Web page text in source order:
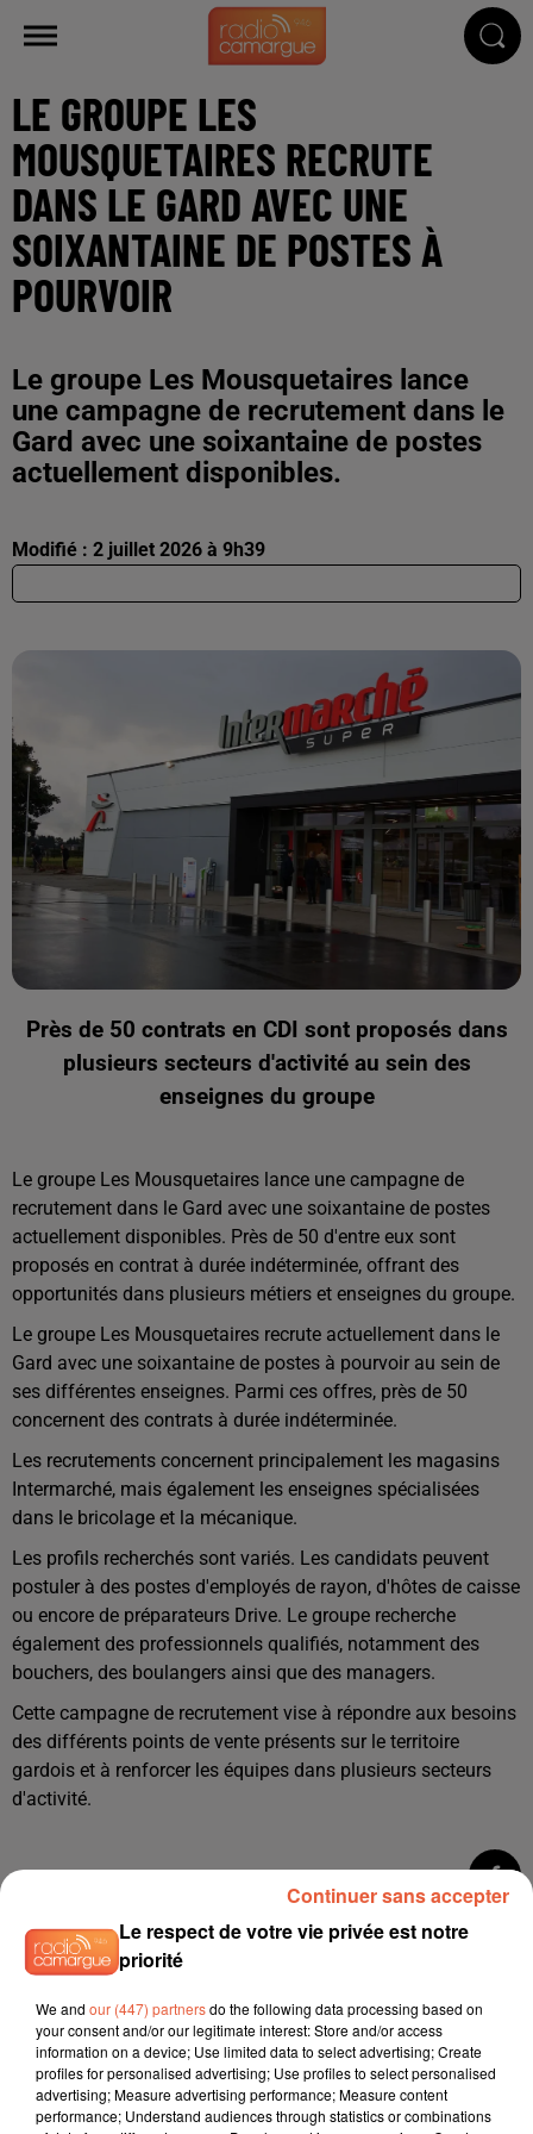
LE GROUPE LES
MOUSQUETAIRES RECRUTE
DANS LE GARD AVEC UNE
SOIXANTAINE DE POSTES À
POURVOIR
Le groupe Les Mousquetaires lance
une campagne de recrutement dans le
Gard avec une soixantaine de postes
actuellement disponibles.
Modifié : 2 juillet 2026 à 9h39
Près de 50 contrats en CDI sont proposés dans
plusieurs secteurs d'activité au sein des
enseignes du groupe
Le groupe Les Mousquetaires lance une campagne de
recrutement dans le Gard avec une soixantaine de postes
actuellement disponibles. Près de 50 d'entre eux sont
proposés en contrat à durée indéterminée, offrant des
opportunités dans plusieurs métiers et enseignes du groupe.
Le groupe Les Mousquetaires recrute actuellement dans le
Gard avec une soixantaine de postes à pourvoir au sein de
ses différentes enseignes. Parmi ces offres, près de 50
concernent des contrats à durée indéterminée.
Les recrutements concernent principalement les magasins
Intermarché, mais également les enseignes spécialisées
dans le bricolage et la mécanique.
Les profils recherchés sont variés. Les candidats peuvent
postuler à des postes d'employés de rayon, d'hôtes de caisse
ou encore de préparateurs Drive. Le groupe recherche
également des professionnels qualifiés, notamment des
bouchers, des boulangers ainsi que des managers.
Cette campagne de recrutement vise à répondre aux besoins
des différents points de vente présents sur le territoire
gardois et à renforcer les équipes dans plusieurs secteurs
d'activité.
Le respect de votre vie privée est notre
priorité
We and our (447) partnersdo the following data processing based on
your consent and/or our legitimate interest: Store and/or access
information on a device; Use limited data to select advertising; Create
profiles for personalised advertising; Use profiles to select personalised
advertising; Measure advertising performance; Measure content
performance; Understand audiences through statistics or combinations
Continuer sans accepter